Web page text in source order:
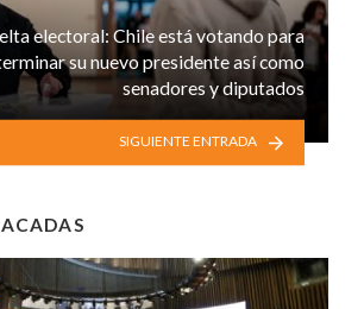
electoral: Chile está votando para
su nuevo presidente así como
senadores y diputados
SIGUIENTE ENTRADA